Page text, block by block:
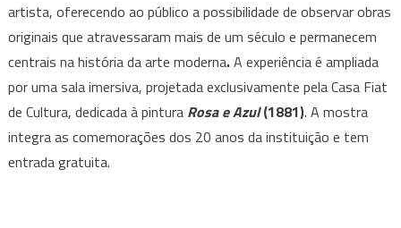
10
de
maio,
entrada
gratuita
artista, oferecendo ao público a possibilidade de observar obras
originais que atravessaram mais de um século e permanecem
centrais na história da arte moderna.A experiência é ampliada
por uma sala imersiva, projetada exclusivamente pela Casa Fiat
de Cultura, dedicada à pintura Rosa e Azul(1881). A mostra
integra as comemorações dos 20 anos da instituição e tem
entrada gratuita.